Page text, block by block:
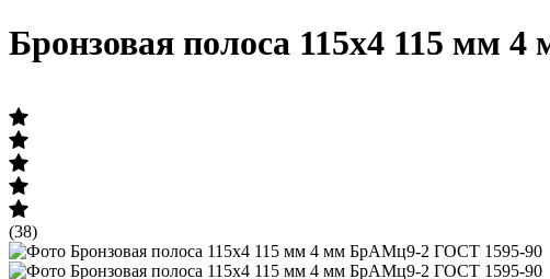
Бронзовая полоса 115х4 115
(38)